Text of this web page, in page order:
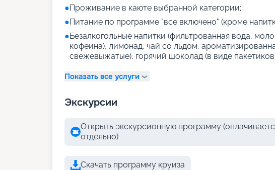
●Проживание в каюте выбранной категории;
●Питание по программе "все включено" (кроме
●Безалкогольные напитки (фильтрованная вода,
кофеина), лимонад, чай со льдом,
свежевыжатые), горячий шоколад (в виде
Показать все услуги
Экскурсии
Открыть экскурсионную программу
отдельно)
Скачать программу круиза